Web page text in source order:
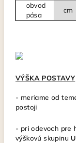
obvod
pása
cm
VÝŠKA POSTAVY
- meriame od
postoji
- pri odevoch pre
výškovú skupinu